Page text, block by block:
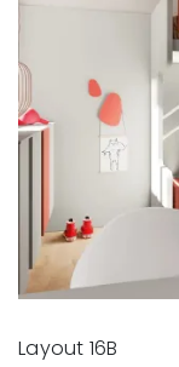
Layout 16B